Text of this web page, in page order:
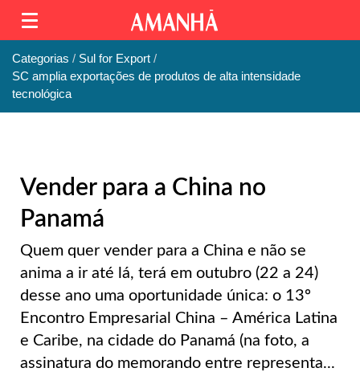
Categorias
Sul for Export
SC amplia exportações de produtos de alta intensidade
tecnológica
Vender para a China no
Panamá
Quem quer vender para a China e não se
anima a ir até lá, terá em outubro (22 a 24)
desse ano uma oportunidade única: o 13º
Encontro Empresarial China – América Latina
e Caribe, na cidade do Panamá (na foto, a
assinatura do memorando entre representa...